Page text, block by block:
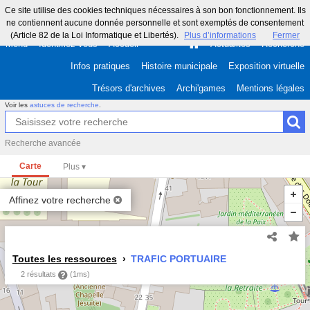
Ce site utilise des cookies techniques nécessaires à son bon fonctionnement. Ils
ne contiennent aucune donnée personnelle et sont exemptés de consentement
(Article 82 de la Loi Informatique et Libertés).
Plus d’informations Fermer
Menu Identifiez-vous Accueil Actualités Recherche
Infos pratiques Histoire municipale Exposition virtuelle
Trésors d'archives Archi'games Mentions légales
Voir les astuces de recherche
Recherche avancée
Carte
Affinez votre recherche
Toutes les ressources TRAFIC PORTUAIRE
2 résultats (1ms)